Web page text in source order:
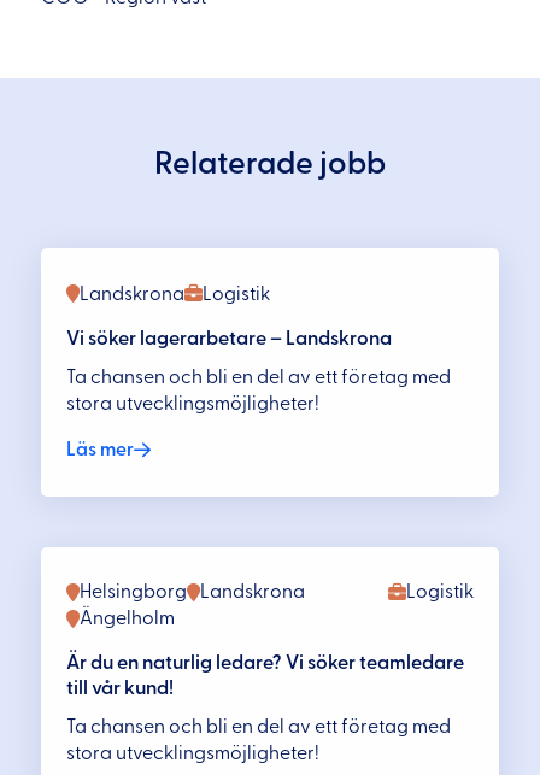
Relaterade jobb
Logistik
Landskrona
Vi söker lagerarbetare – Landskrona
Ta chansen och bli en del av ett företag med
stora utvecklingsmöjligheter!
Läs mer
Logistik
Helsingborg
Landskrona
Ängelholm
Är du en naturlig ledare? Vi söker teamledare
till vår kund!
Ta chansen och bli en del av ett företag med
stora utvecklingsmöjligheter!